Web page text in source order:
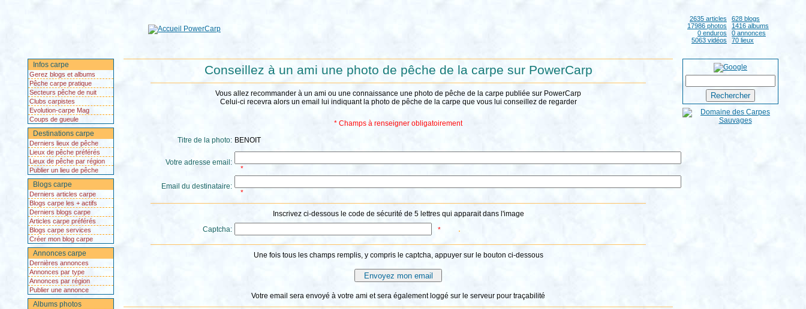
2635 articles
628 blogs
17986 photos
1416 albums
0 enduros
0 annonces
5063 vidéos
70 lieux
Infos carpe
Gerez blogs et albums
Pêche carpe pratique
Secteurs pêche de nuit
Clubs carpistes
Evolution-carpe Mag
Coups de gueule
Destinations carpe
Derniers lieux de pêche
Lieux de pêche préférés
Lieux de pêche par région
Publier un lieu de pêche
Blogs carpe
Derniers articles carpe
Blogs carpe les + actifs
Derniers blogs carpe
Articles carpe préférés
Blogs carpe services
Créer mon blog carpe
Annonces carpe
Dernières annonces
Annonces par type
Annonces par région
Publier une annonce
Albums photos
Conseillez à un ami une photo de pêche de la carpe sur PowerCarp
Vous allez recommander à un ami ou une connaissance une photo de pêche de la carpe publiée sur PowerCarp
Celui-ci recevra alors un email lui indiquant la photo de pêche de la carpe que vous lui conseillez de regarder
* Champs à renseigner obligatoirement
Titre de la photo: BENOIT
Votre adresse email:
*
Email du destinataire:
*
Inscrivez ci-dessous le code de sécurité de 5 lettres qui apparait dans l'image
Captcha:
*
Une fois tous les champs remplis, y compris le captcha, appuyer sur le bouton ci-dessous
Votre email sera envoyé à votre ami et sera également loggé sur le serveur pour traçabilité